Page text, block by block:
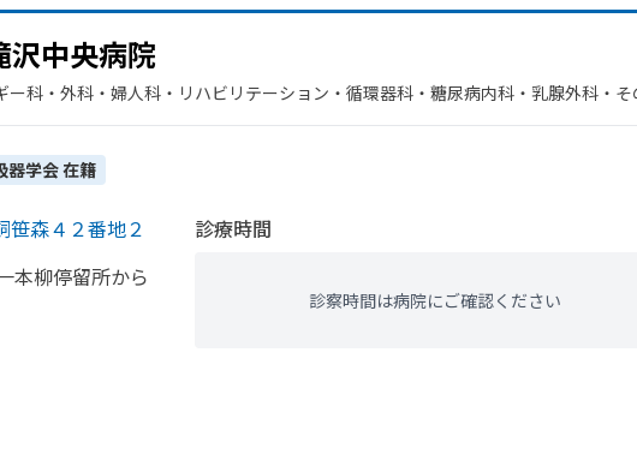
沢中央病院
科・​外科・​婦人科・​リハビリテーション・​循環器科・​糖尿病内科・​乳腺外科・​そ
器学会在籍
笹森４２番地２
本柳停留所から
診療時間
診察時間は病院にご確認ください